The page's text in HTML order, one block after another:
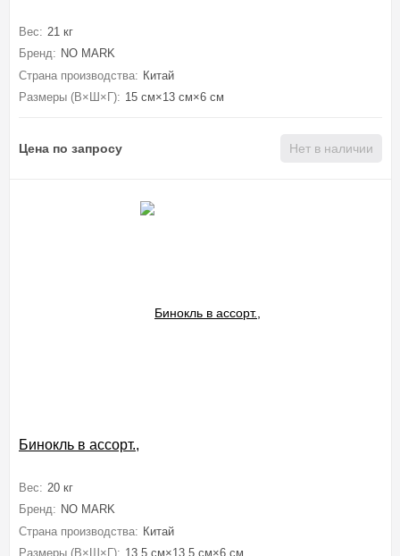
Вес: 21 кг
Бренд: NO MARK
Страна производства: Китай
Размеры (В×Ш×Г): 15 см×13 см×6 см
Цена по запросу Нет в наличии
Бинокль в ассорт.,
Вес: 20 кг
Бренд: NO MARK
Страна производства: Китай
Размеры (В×Ш×Г): 13.5 см×13.5 см×6 см